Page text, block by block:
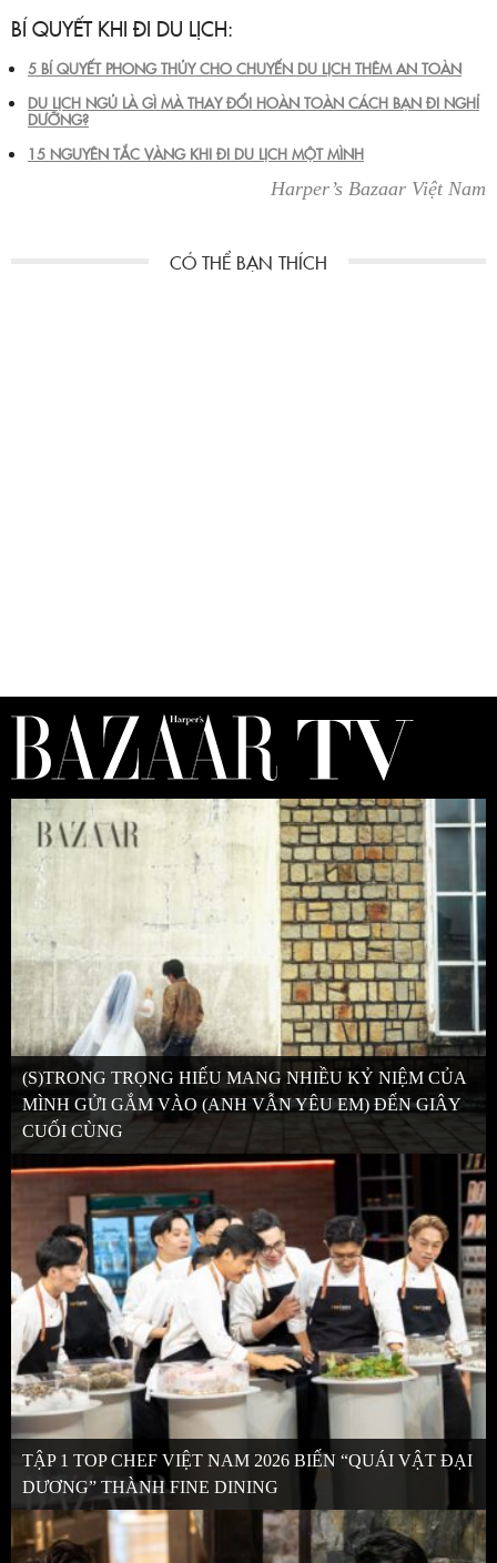
BÍ QUYẾT KHI ĐI DU LỊCH:
5 BÍ QUYẾT PHONG THỦY CHO CHUYẾN DU LỊCH THÊM AN TOÀN
DU LỊCH NGỦ LÀ GÌ MÀ THAY ĐỔI HOÀN TOÀN CÁCH BẠN ĐI NGHỈ
DƯỠNG?
15 NGUYÊN TẮC VÀNG KHI ĐI DU LỊCH MỘT MÌNH
Harper’s Bazaar Việt Nam
(S)TRONG TRỌNG HIẾU MANG NHIỀU KỶ NIỆM CỦA
MÌNH GỬI GẮM VÀO (ANH VẪN YÊU EM) ĐẾN GIÂY
CUỐI CÙNG
TẬP 1 TOP CHEF VIỆT NAM 2026 BIẾN “QUÁI VẬT ĐẠI
DƯƠNG” THÀNH FINE DINING